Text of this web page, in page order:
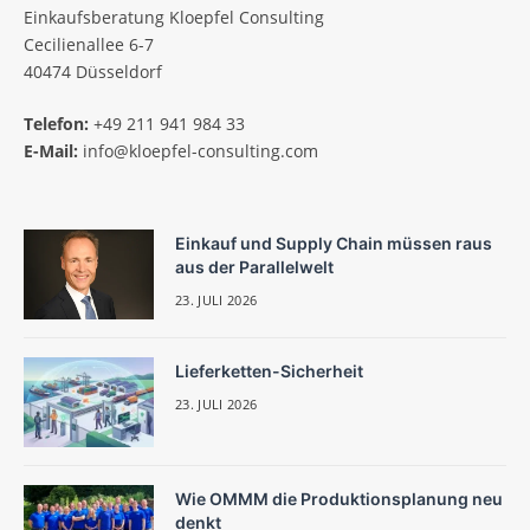
Einkaufsberatung Kloepfel Consulting
Cecilienallee 6-7
40474 Düsseldorf
Telefon: +49 211 941 984 33
E-Mail: info@kloepfel-consulting.com
Einkauf und Supply Chain müssen raus
aus der Parallelwelt
23. JULI 2026
Lieferketten-Sicherheit
23. JULI 2026
Wie OMMM die Produktionsplanung neu
denkt